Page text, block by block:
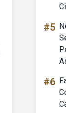
#5
#6